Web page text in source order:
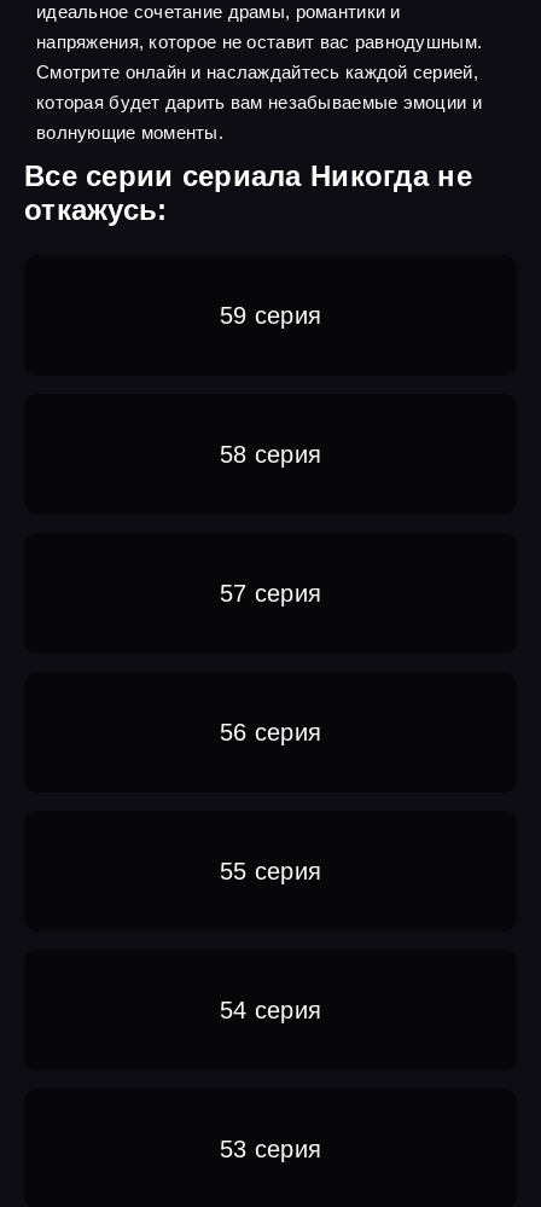
идеальное сочетание драмы, романтики и
напряжения, которое не оставит вас равнодушным.
Смотрите онлайн и наслаждайтесь каждой серией,
которая будет дарить вам незабываемые эмоции и
волнующие моменты.
Все серии сериала Никогда не
откажусь:
59 серия
58 серия
57 серия
56 серия
55 серия
54 серия
53 серия